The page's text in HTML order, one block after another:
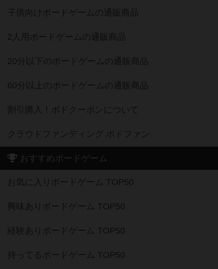
子供向けボードゲームの通販商品
2人用ボードゲームの通販商品
20分以下のボードゲームの通販商品
60分以上のボードゲームの通販商品
割引購入！ボドクーポンについて
クラウドファンディング ボドファン
おすすめボードゲーム
お気に入りボードゲーム TOP50
興味ありボードゲーム TOP50
経験ありボードゲーム TOP50
持ってるボードゲーム TOP50